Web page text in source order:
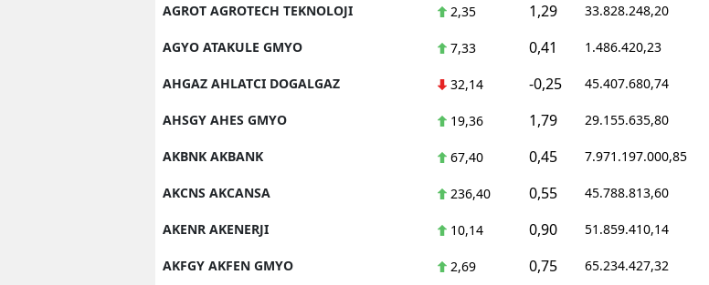
AGROT AGROTECH TEKNOLOJI 2,35 1,29 33.828.248,20
AGYO ATAKULE GMYO 7,33 0,41 1.486.420,23
AHGAZ AHLATCI DOGALGAZ 32,14 -0,25 45.407.680,74
AHSGY AHES GMYO 19,36 1,79 29.155.635,80
AKBNK AKBANK 67,40 0,45 7.971.197.000,85
AKCNS AKCANSA 236,40 0,55 45.788.813,60
AKENR AKENERJI 10,14 0,90 51.859.410,14
AKFGY AKFEN GMYO 2,69 0,75 65.234.427,32